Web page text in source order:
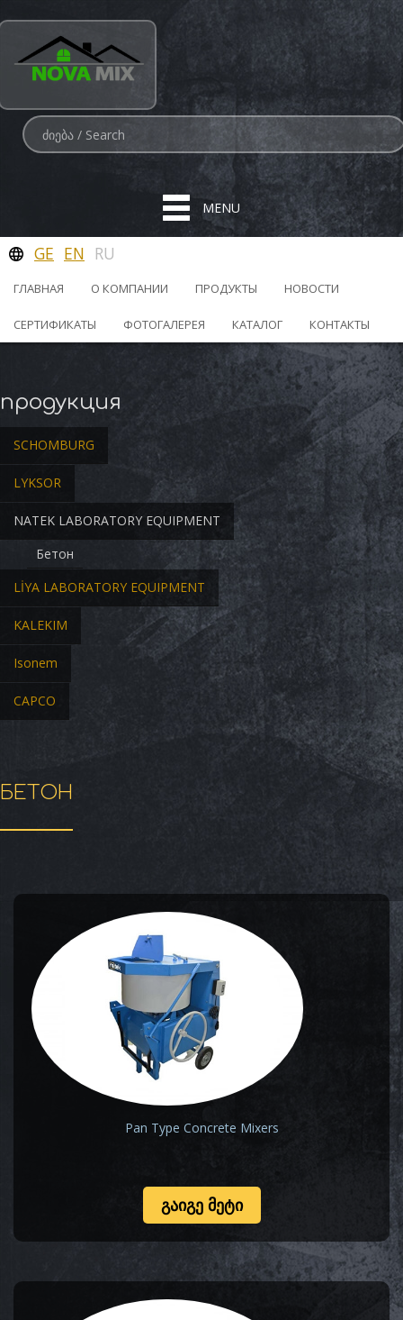
MENU
GE EN RU
ГЛАВНАЯ О КОМПАНИИ ПРОДУКТЫ НОВОСТИ
СЕРТИФИКАТЫ ФОТОГАЛЕРЕЯ КАТАЛОГ КОНТАКТЫ
продукция
SCHOMBURG
LYKSOR
NATEK LABORATORY EQUIPMENT
Бетон
LİYA LABORATORY EQUIPMENT
KALEKIM
Isonem
CAPCO
БЕТОН
Pan Type Concrete Mixers
ᲒᲐᲘᲒᲔ ᲛᲔᲢᲘ